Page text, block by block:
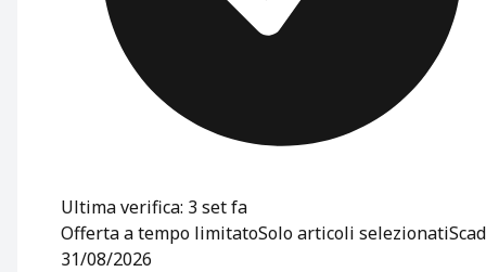
Ultima verifica: 3 set fa
Offerta a tempo limitatoSolo articoli selezionati
31/08/2026